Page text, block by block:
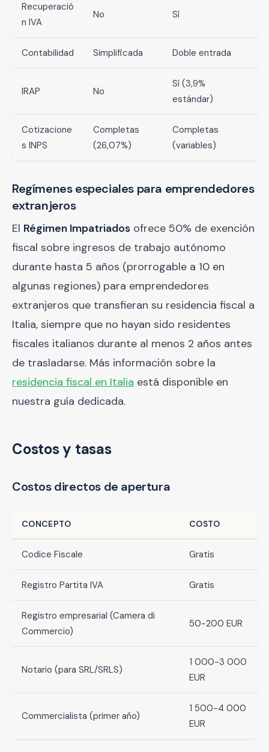
Recuperació
n IVA
No Sí
Contabilidad Simplificada Doble entrada
IRAP No
Sí (3,9%
estándar)
Cotizacione
s INPS
Completas
(26,07%)
Completas
(variables)
Regímenes especiales para emprendedores
extranjeros
El Régimen Impatriados ofrece 50% de exención
fiscal sobre ingresos de trabajo autónomo
durante hasta 5 años (prorrogable a 10 en
algunas regiones) para emprendedores
extranjeros que transfieran su residencia fiscal a
Italia, siempre que no hayan sido residentes
fiscales italianos durante al menos 2 años antes
de trasladarse. Más información sobre la
residencia fiscal en Italia está disponible en
nuestra guía dedicada.
Costos y tasas
Costos directos de apertura
CONCEPTO COSTO
Codice Fiscale Gratis
Registro Partita IVA Gratis
Registro empresarial (Camera di
Commercio)
50-200 EUR
Notario (para SRL/SRLS)
1 000-3 000
EUR
Commercialista (primer año)
1 500-4 000
EUR